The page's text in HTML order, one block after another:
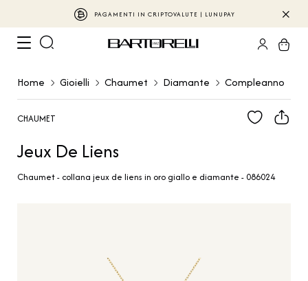
PAGAMENTI IN CRIPTOVALUTE | LUNUPAY
Home Gioielli Chaumet Diamante Compleanno
CHAUMET
Jeux De Liens
Chaumet - collana jeux de liens in oro giallo e diamante - 086024